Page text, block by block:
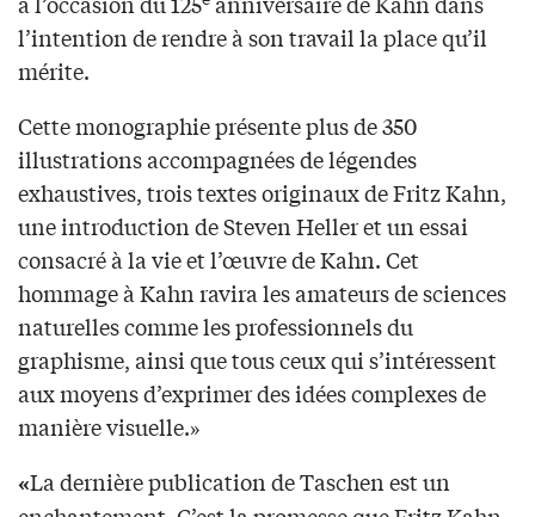
l’intention de rendre à son travail la place qu’il
mérite.
Cette monographie présente plus de 350
illustrations accompagnées de légendes
exhaustives, trois textes originaux de Fritz Kahn,
une introduction de Steven Heller et un essai
consacré à la vie et l’œuvre de Kahn. Cet
hommage à Kahn ravira les amateurs de sciences
naturelles comme les professionnels du
graphisme, ainsi que tous ceux qui s’intéressent
aux moyens d’exprimer des idées complexes de
manière visuelle.»
«La dernière publication de Taschen est un